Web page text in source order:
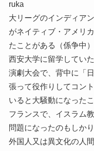
ruka
大リーグのインディア
がネイティブ・アメリ
たことがある（係争中）
西安大学に留学してい
演劇大会で、背中に「
張って役作りしてコン
いると大騒動になったこ
フランスで、イスラム
問題になったのもしかり
外国人又は異文化の人